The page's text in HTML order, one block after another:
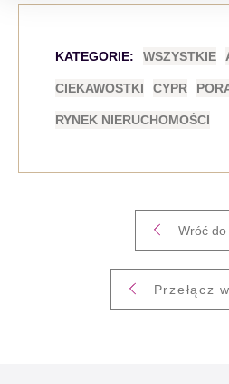
KATEGORIE: WSZYSTKIE
CIEKAWOSTKI CYPR
RYNEK NIERUCHOMOŚCI
Wróć do
Przełącz